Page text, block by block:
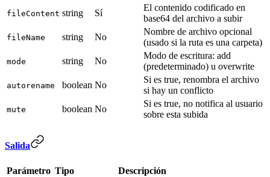
fileContent string Sí
El contenido codificado en
base64 del archivo a subir
fileName string No
Nombre de archivo opcional
(usado si la ruta es una carpeta)
mode string No
Modo de escritura: add
(predeterminado) u overwrite
autorename boolean No
Si es true, renombra el archivo
si hay un conflicto
mute boolean No
Si es true, no notifica al usuario
sobre esta subida
Salida
Parámetro Tipo Descripción